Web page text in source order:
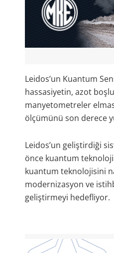
Leidos’un Kuantum
hassasiyetin, azot
manyetometreler
ölçümünü son derece
Leidos’un geliştirdiği
önce kuantum
kuantum teknolojisini
modernizasyon ve
geliştirmeyi hedefliyor.